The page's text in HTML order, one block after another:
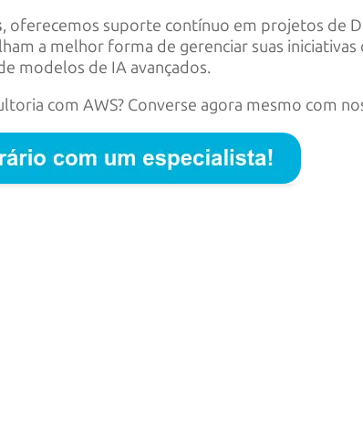
, oferecemos suporte contínuo em projetos de
a melhor forma de gerenciar suas
modelos de IA avançados.
com AWS? Converse agora mesmo com